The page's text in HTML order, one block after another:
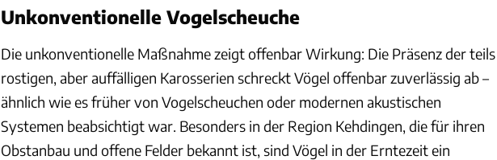
Unkonventionelle Vogelscheuche
Die unkonventionelle Maßnahme zeigt offenbar Wirkung: Die Präsenz der teils
rostigen, aber auffälligen Karosserien schreckt Vögel offenbar zuverlässig ab –
ähnlich wie es früher von Vogelscheuchen oder modernen akustischen
Systemen beabsichtigt war. Besonders in der Region Kehdingen, die für ihren
Obstanbau und offene Felder bekannt ist, sind Vögel in der Erntezeit ein